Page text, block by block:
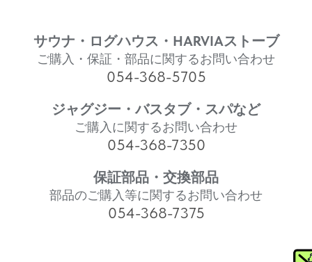
サウナ・ログハウス・HARVIAストーブ
ご購入・保証・部品に関するお問い合わせ
054-368-5705
ジャグジー・バスタブ・スパなど
ご購入に関するお問い合わせ
054-368-7350
保証部品・交換部品
部品のご購入等に関するお問い合わせ
054-368-7375